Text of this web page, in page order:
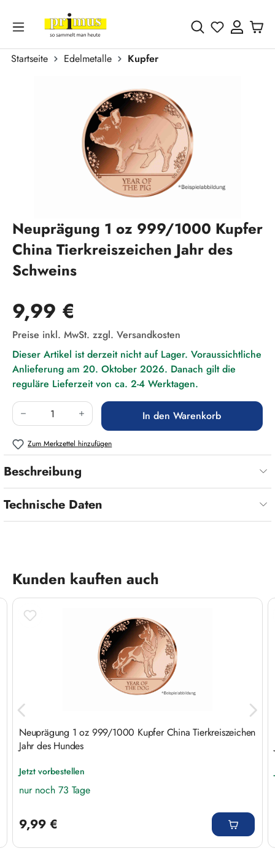
Zum Hauptinhalt springen
Du hast 0
Startseite Edelmetalle
Kupfer
Neuprägung 1 oz 999/1000 Kupfer
China Tierkreiszeichen Jahr des
Schweins
Regulärer Preis:
9,99 €
Preise inkl. MwSt. zzgl. Versandkosten
Dieser Artikel ist derzeit nicht auf Lager. Voraussichtliche
Anlieferung am 20. Oktober 2026. Danach gilt die
reguläre Lieferzeit von ca. 2-4 Werktagen.
Produkt Anzahl: Gib den gewünschten Wert
In den Warenkorb
Zum Merkzettel hinzufügen
Beschreibung
Technische Daten
Produktgalerie überspringen
Kunden kauften auch
Neuprägung 1 oz 999/1000 Kupfer China Tierkreiszeichen
Jahr des Hundes
Jetzt vorbestellen
nur noch 73 Tage
9,99 €